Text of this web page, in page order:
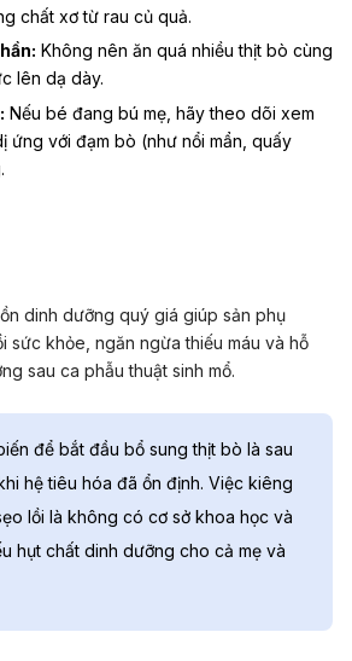
chất xơ từ rau củ quả.
Không nên ăn quá nhiều thịt bò cùng
lên dạ dày.
Nếu bé đang bú mẹ, hãy theo dõi xem
ứng với đạm bò (như nổi mẩn, quấy
dinh dưỡng quý giá giúp sản phụ
sức khỏe, ngăn ngừa thiếu máu và hỗ
sau ca phẫu thuật sinh mổ.
để bắt đầu bổ sung thịt bò là sau
hệ tiêu hóa đã ổn định. Việc kiêng
lồi là không có cơ sở khoa học và
hụt chất dinh dưỡng cho cả mẹ và